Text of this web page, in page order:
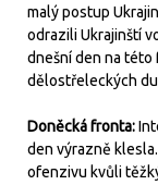
malý postup
odrazili Ukrajinští
dnešní den na této
dělostřeleckých
Doněcká fronta:
den výrazně
ofenzivu kvůli